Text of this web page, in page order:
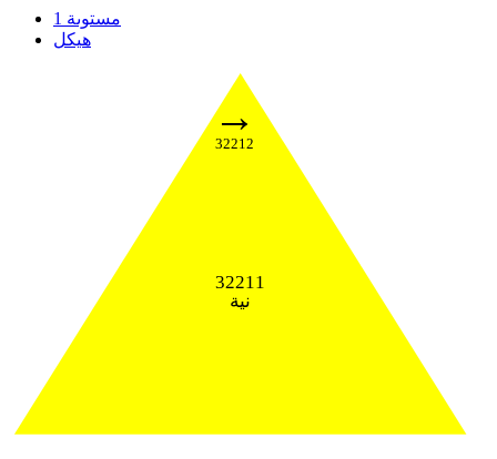
مستوىة 1
هيكل
32211
نية
→
32212